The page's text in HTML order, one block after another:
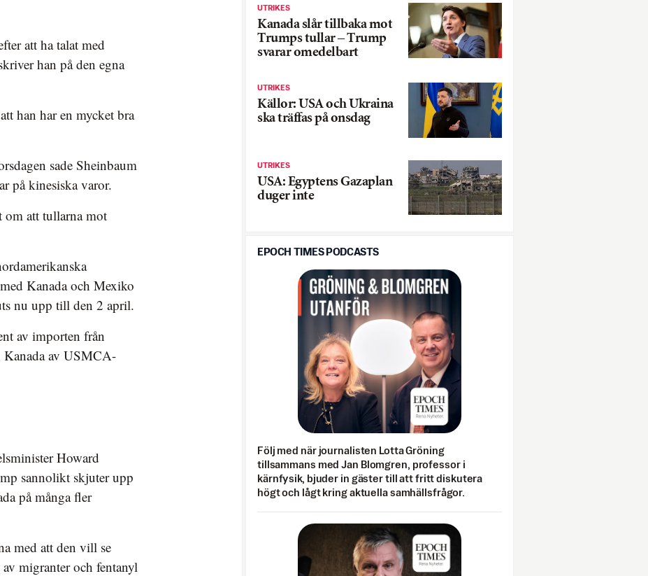
att ha talat med
han på den egna
han har en mycket bra
sade Sheinbaum
på kinesiska varor.
om att tullarna mot
Kanada och Mexiko
nu upp till den 2 april.
av importen från
av USMCA-
Howard
sannolikt skjuter upp
på många fler
med att den vill se
migranter och fentanyl
UTRIKES
Kanada slår tillbaka mot
Trumps tullar – Trump
svarar omedelbart
UTRIKES
Källor: USA och Ukraina
ska träffas på onsdag
UTRIKES
USA: Egyptens Gazaplan
duger inte
EPOCH TIMES PODCASTS
Följ med när journalisten Lotta Gröning
tillsammans med Jan Blomgren, professor i
kärnfysik, bjuder in gäster till att fritt diskutera
högt och lågt kring aktuella samhällsfrågor.